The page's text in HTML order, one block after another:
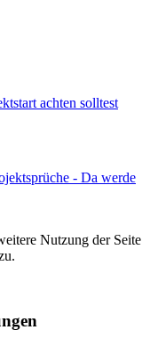
achten solltest
- Da werde
Nutzung der Seite